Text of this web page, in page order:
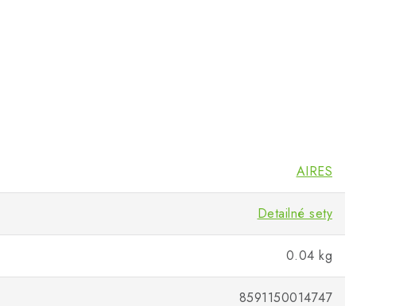
AIRES
Detailné sety
0.04 kg
8591150014747